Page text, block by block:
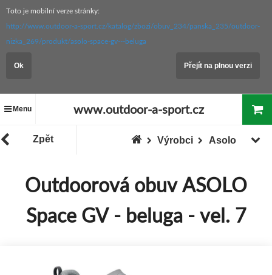
Toto je mobilní verze stránky:
http://www.outdoor-a-sport.cz/katalog/zbozi/obuv_234/panska_235/outdoor-
nizka_269/produkt/asolo-space-gv---beluga
Ok Přejít na plnou verzi
Menu www.outdoor-a-sport.cz
Zpět Asolo
Výrobci
Outdoorová obuv ASOLO
Space GV - beluga - vel. 7